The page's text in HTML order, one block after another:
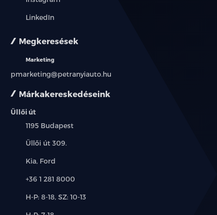
függönylégzsák
fűthető első ülés
fűthető kormány
guminyomás-ellenőrző rendszer
ISOFIX rendszer
Márkakereskedéseink
Üllői út
Település:
1195 Budapest
Cím:
Üllői út 309.
Márkák:
Kia, Ford
Telefon:
+36 1 281 8000
Új-
H-P: 8-18, SZ: 10-13
LinkedIn
Megkeresések
Marketing
pmarketing@petranyiauto.hu